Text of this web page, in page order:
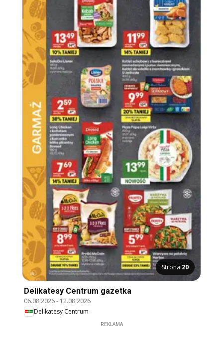
Strona 20
Delikatesy Centrum gazetka
06.08.2026- 12.08.2026
Delikatesy Centrum
REKLAMA